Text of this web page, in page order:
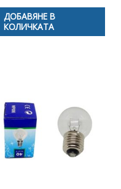
ДОБАВЯНЕ В
КОЛИЧКАТА